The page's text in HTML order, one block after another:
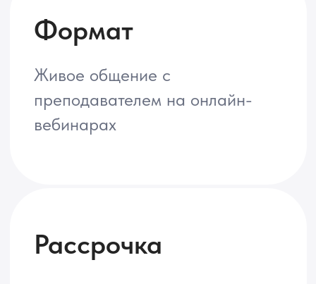
Удостоверение о повышении
квалификации МФТИ
Кто может получить Удостоверение?